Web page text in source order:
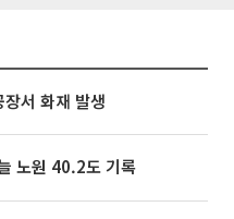
서 화재 발생
노원 40.2도 기록